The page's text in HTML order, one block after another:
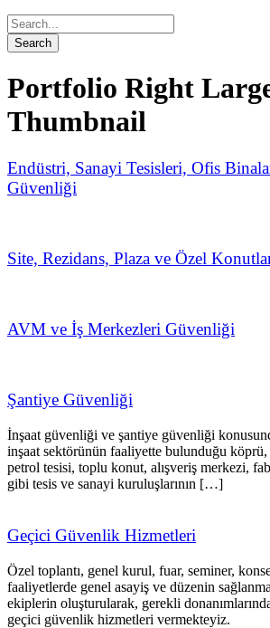
Portfolio Right
Thumbnail
Endüstri, Sanayi Tesisleri, Ofis
Güvenliği
Site, Rezidans, Plaza ve Özel
AVM ve İş Merkezleri Güvenliği
Şantiye Güvenliği
İnşaat güvenliği ve şantiye güvenliği
inşaat sektörünün faaliyette bulunduğu
petrol tesisi, toplu konut, alışveriş merkezi,
gibi tesis ve sanayi kuruluşlarının […]
Geçici Güvenlik Hizmetleri
Özel toplantı, genel kurul, fuar, seminer,
faaliyetlerde genel asayiş ve düzenin
ekiplerin oluşturularak, gerekli
geçici güvenlik hizmetleri vermekteyiz.